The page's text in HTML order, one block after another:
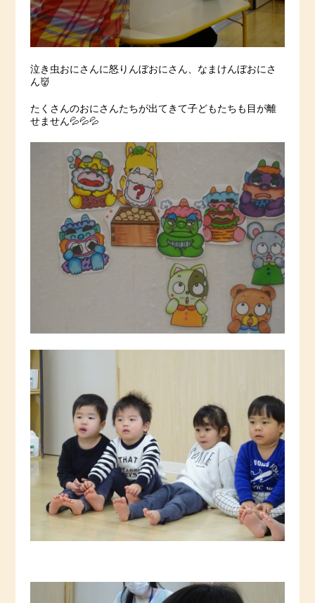
泣き虫おにさんに怒りんぼおにさん、なまけんぼおにさ
ん👹
たくさんのおにさんたちが出てきて子どもたちも目が離
せません💦💦💦